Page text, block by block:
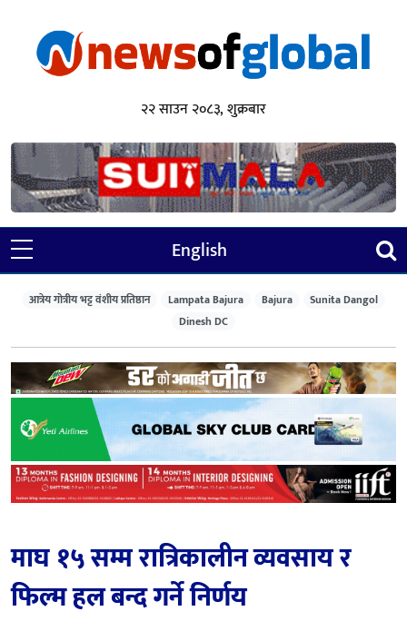
२२ साउन २०८३, शुक्रबार
English
आत्रेय गोत्रीय भट्ट वंशीय प्रतिष्ठान Lampata Bajura Bajura
Sunita Dangol
Dinesh DC
माघ १५ सम्म रात्रिकालीन व्यवसाय र
फिल्म हल बन्द गर्ने निर्णय